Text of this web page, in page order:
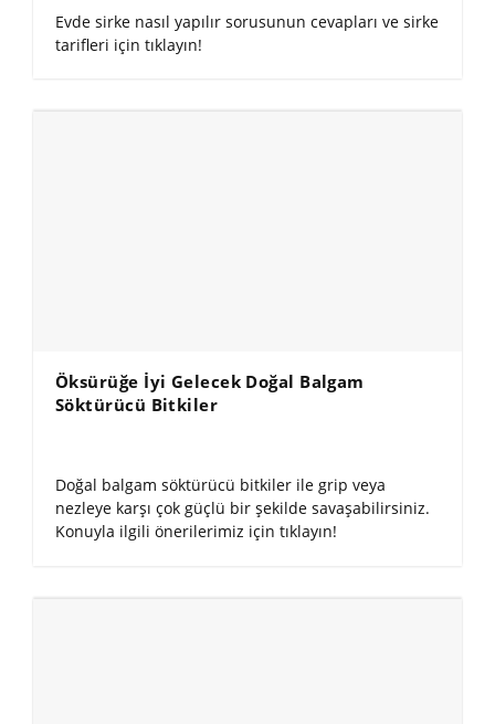
Evde sirke nasıl yapılır sorusunun cevapları ve sirke
tarifleri için tıklayın!
Öksürüğe İyi Gelecek Doğal Balgam
Söktürücü Bitkiler
Doğal balgam söktürücü bitkiler ile grip veya
nezleye karşı çok güçlü bir şekilde savaşabilirsiniz.
Konuyla ilgili önerilerimiz için tıklayın!